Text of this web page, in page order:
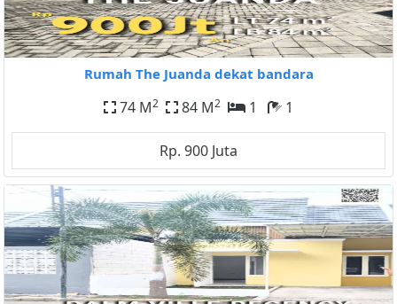
Rumah The Juanda dekat bandara
74 M2 84 M2 1 1
Rp. 900 Juta